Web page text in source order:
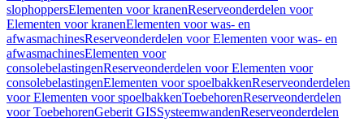
slophoppersElementen voor kranenReserveonderdelen voor
Elementen voor kranenElementen voor was- en
afwasmachinesReserveonderdelen voor Elementen voor was- en
afwasmachinesElementen voor
consolebelastingenReserveonderdelen voor Elementen voor
consolebelastingenElementen voor spoelbakkenReserveonderdelen
voor Elementen voor spoelbakkenToebehorenReserveonderdelen
voor ToebehorenGeberit GISSysteemwandenReserveonderdelen